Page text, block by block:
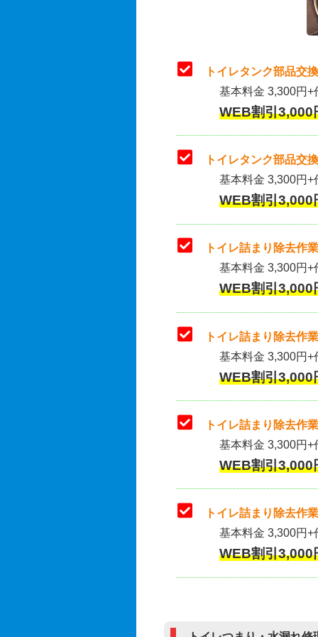
トイレタンク部品交
基本料金 3,300円
WEB割引
トイレタンク部品交
基本料金 3,300円+
WEB割引
トイレ詰まり除去作
基本料金 3,300円+
WEB割引
トイレ詰まり除去作
基本料金 3,300円+
WEB割引
トイレ詰まり除去
基本料金 3,300円+
WEB割引
トイレ詰まり除去作
基本料金 3,300円+
WEB割引